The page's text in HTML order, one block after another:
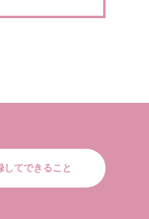
してできること